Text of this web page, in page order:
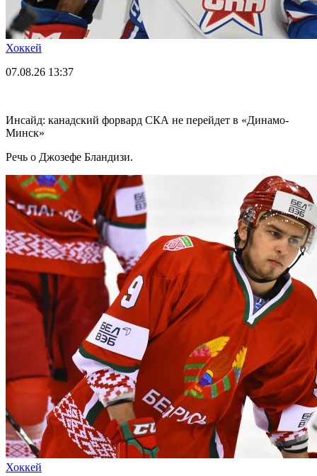
Хоккей
07.08.26 13:37
Инсайд: канадский форвард СКА не перейдет в «Динамо-
Минск»
Речь о Джозефе Бландизи.
Хоккей